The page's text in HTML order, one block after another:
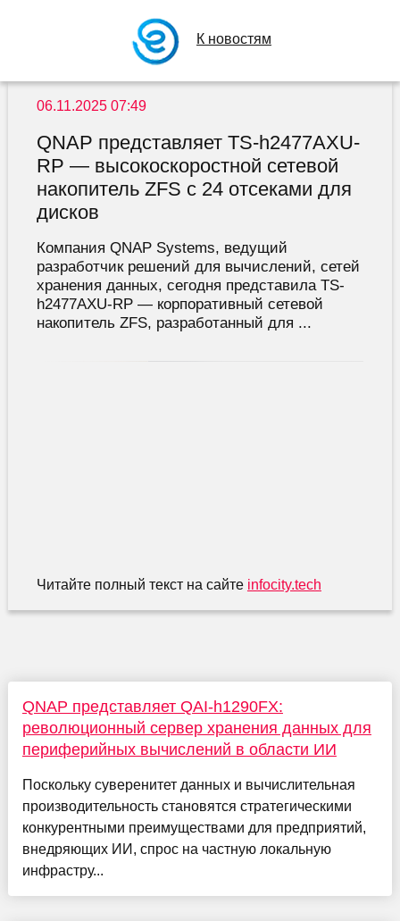
К новостям
06.11.2025 07:49
QNAP представляет TS-h2477AXU-
RP — высокоскоростной сетевой
накопитель ZFS с 24 отсеками для
дисков
Компания QNAP Systems, ведущий
разработчик решений для вычислений, сетей
хранения данных, сегодня представила TS-
h2477AXU-RP — корпоративный сетевой
накопитель ZFS, разработанный для ...
Читайте полный текст на сайте infocity.tech
QNAP представляет QAI-h1290FX:
революционный сервер хранения данных для
периферийных вычислений в области ИИ
Поскольку суверенитет данных и вычислительная
производительность становятся стратегическими
конкурентными преимуществами для предприятий,
внедряющих ИИ, спрос на частную локальную
инфрастру...